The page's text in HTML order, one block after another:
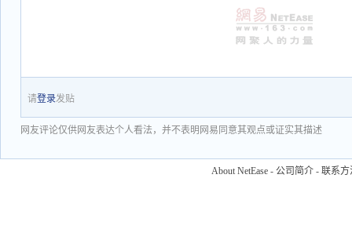
请登录发贴
网友评论仅供网友表达个人看法，并不表明网易同意其观点或证实其描述
About NetEase - 公司简介 - 联系方